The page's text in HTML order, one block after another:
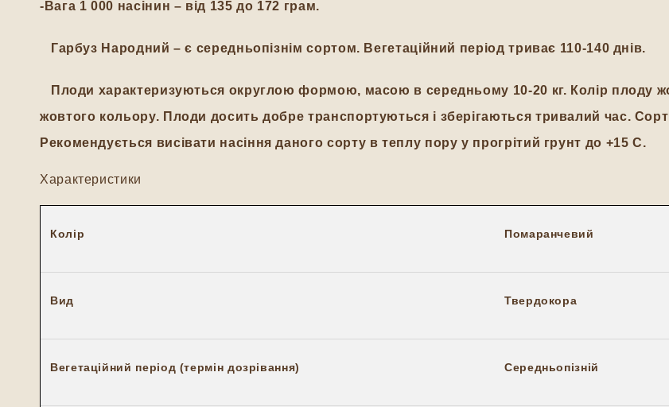
-Вага 1 000 насінин – від 135 до 172 грам.
Гарбуз Народний – є середньопізнім сортом. Вегетаційний період триває 110-140 днів.
Плоди характеризуються округлою формою, масою в середньому 10-20 кг. Колір плоду
жовтого кольору. Плоди досить добре транспортуються і зберігаються тривалий час.
Рекомендується висівати насіння даного сорту в теплу пору у прогрітий грунт до +15 С.
Характеристики
Колір Помаранчевий
Вид Твердокора
Вегетаційний період (термін дозрівання) Середньопізній